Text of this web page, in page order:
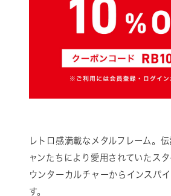
レトロ感満載なメタルフレーム。
ャンたちにより愛用されていたス
ウンターカルチャーからインスパ
す。